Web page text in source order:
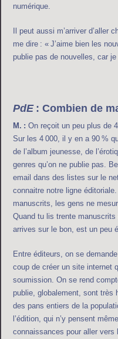
numérique.
Il peut aussi m’arriver d’aller
me dire : « J’aime bien les
publie pas de nouvelles, car
PdE : Combien de
M. :On reçoit un peu plus de
Sur les 4 000, il y en a 90 %
de l’album jeunesse, de
genres qu’on ne publie pas.
email dans des listes sur le
connaitre notre ligne
manuscrits, les gens ne
Quand tu lis trente
arrives sur le bon, est un peu
Entre éditeurs, on se
coup de créer un site internet
soumission. On se rend
publie, globalement, sont très
des pans entiers de la
l’édition, qui n’y pensent
connaissances pour aller vers